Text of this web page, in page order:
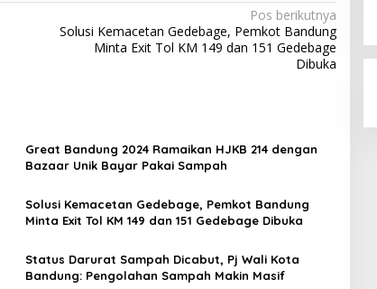
Pos berikutnya
Solusi Kemacetan Gedebage, Pemkot Bandung
Minta Exit Tol KM 149 dan 151 Gedebage
Dibuka
Great Bandung 2024 Ramaikan HJKB 214 dengan
Bazaar Unik Bayar Pakai Sampah
Solusi Kemacetan Gedebage, Pemkot Bandung
Minta Exit Tol KM 149 dan 151 Gedebage Dibuka
Status Darurat Sampah Dicabut, Pj Wali Kota
Bandung: Pengolahan Sampah Makin Masif